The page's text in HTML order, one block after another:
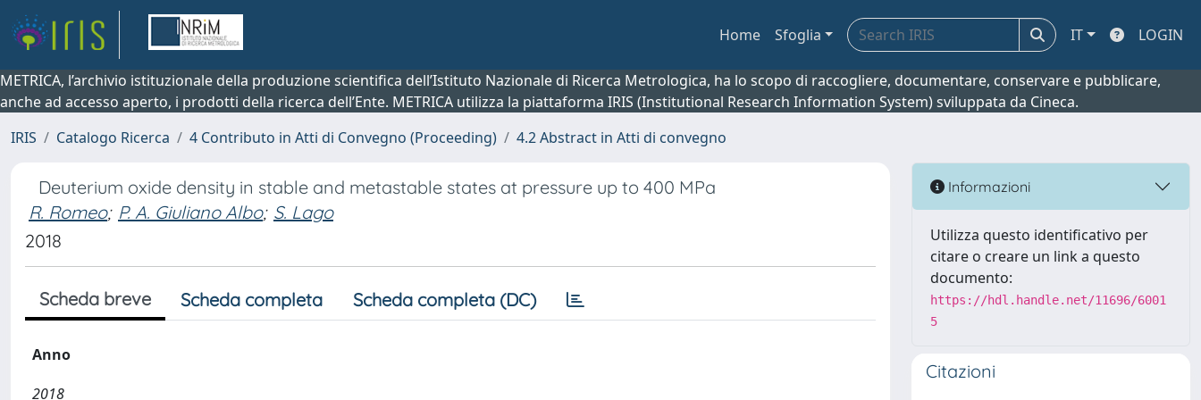
Home Sfoglia IT LOGIN
METRICA, l’archivio istituzionale della produzione scientifica dell’Istituto Nazionale di Ricerca Metrologica, ha lo scopo di raccogliere, documentare, conservare e pubblicare,
anche ad accesso aperto, i prodotti della ricerca dell’Ente. METRICA utilizza la piattaforma IRIS (Institutional Research Information System) sviluppata da Cineca.
IRIS
Catalogo Ricerca 4 Contributo in Atti di Convegno (Proceeding) 4.2 Abstract in Atti di convegno
Deuterium oxide density in stable and metastable states at pressure up to 400 MPa
R. Romeo; P. A. Giuliano Albo; S. Lago
2018
Scheda breve Scheda completa Scheda completa (DC)
Anno
2018
Informazioni
Utilizza questo identificativo per
citare o creare un link a questo
documento:
https://hdl.handle.net/11696/6001
5
Citazioni